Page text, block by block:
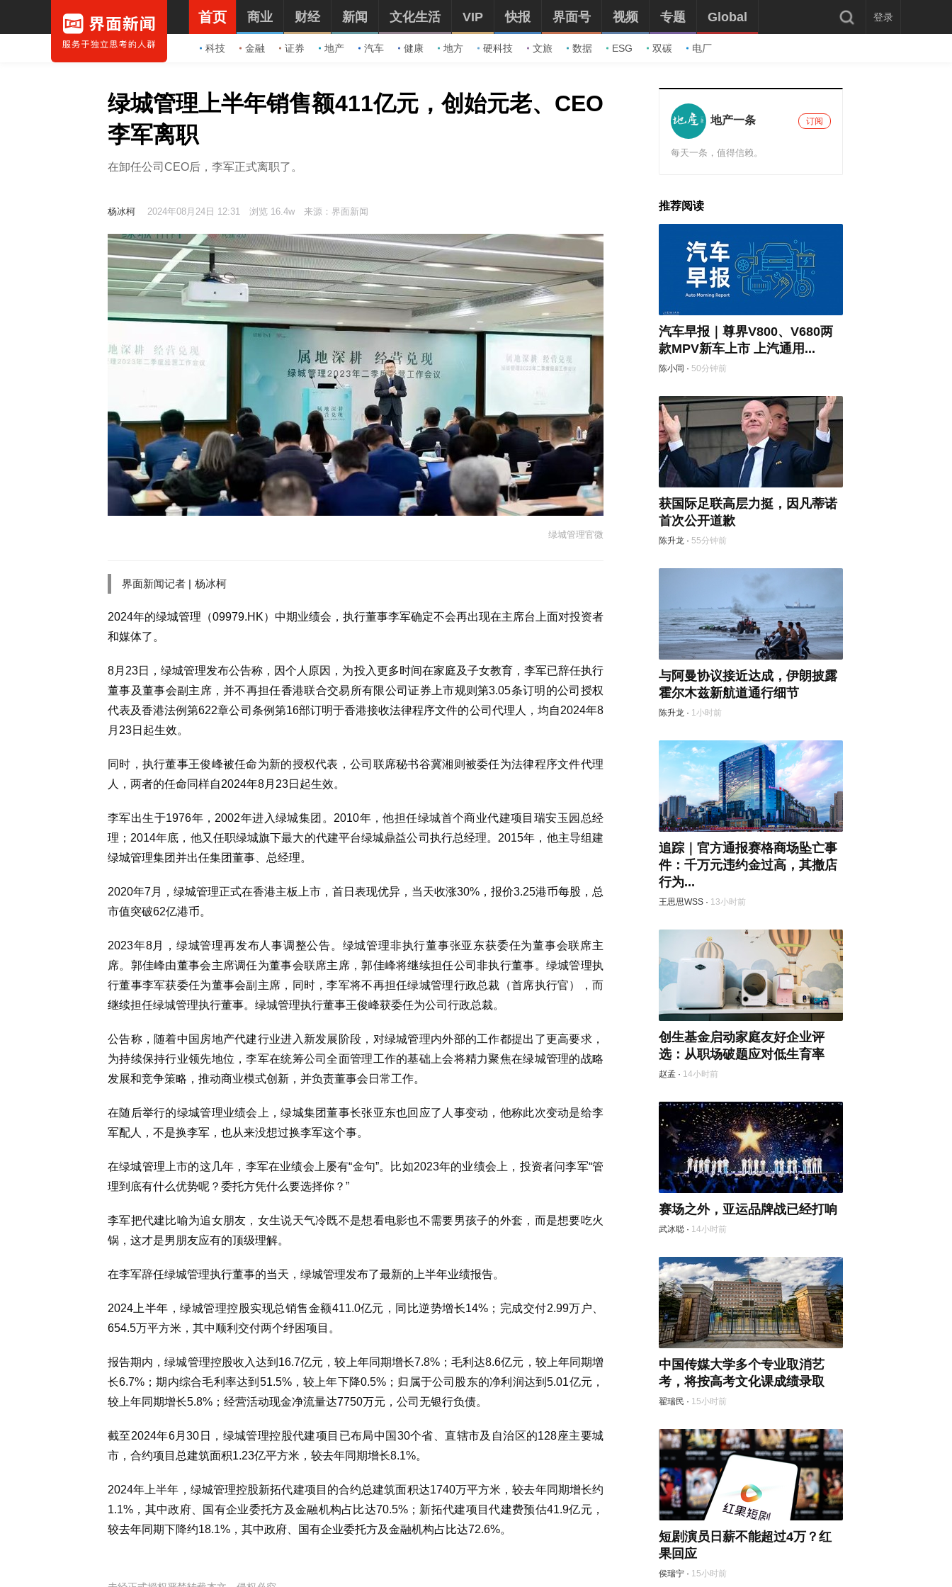
首页
科技 金融 证券 地产 汽车 健康 地方 硬科技 文旅 数据 ESG 双碳 电厂
商业 财经 新闻 文化生活 VIP 快报 界面号 视频 专题 Global 登录
绿城管理上半年销售额411亿元，创始元老、CEO
李军离职
在卸任公司CEO后，李军正式离职了。
杨冰柯 2024年08月24日 12:31 浏览 16.4w 来源：界面新闻
绿城管理官微
界面新闻记者 | 杨冰柯
2024年的绿城管理（09979.HK）中期业绩会，执行董事李军确定不会再出现在主席台上面对投资者
和媒体了。
8月23日，绿城管理发布公告称，因个人原因，为投入更多时间在家庭及子女教育，李军已辞任执行
董事及董事会副主席，并不再担任香港联合交易所有限公司证券上市规则第3.05条订明的公司授权
代表及香港法例第622章公司条例第16部订明于香港接收法律程序文件的公司代理人，均自2024年8
月23日起生效。
同时，执行董事王俊峰被任命为新的授权代表，公司联席秘书谷冀湘则被委任为法律程序文件代理
人，两者的任命同样自2024年8月23日起生效。
李军出生于1976年，2002年进入绿城集团。2010年，他担任绿城首个商业代建项目瑞安玉园总经
理；2014年底，他又任职绿城旗下最大的代建平台绿城鼎益公司执行总经理。2015年，他主导组建
绿城管理集团并出任集团董事、总经理。
2020年7月，绿城管理正式在香港主板上市，首日表现优异，当天收涨30%，报价3.25港币每股，总
市值突破62亿港币。
2023年8月，绿城管理再发布人事调整公告。绿城管理非执行董事张亚东获委任为董事会联 席主
席。郭佳峰由董事会主席调任为董事会联席主席 ，郭佳峰将继续担任公司非执行董事。绿城管理执
行董事李军获委任为董事会副主席，同时，李军将不再担任绿城管理行政总裁（首席执行官），而
继续担任绿城管理执行董事。绿城管理执行董事王俊峰获委任为公司行政总裁。
公告称，随着中国房地产代建行业进入新发展阶段，对绿城管理内外部的工作都提出了更高要求，
为持续保持行业领先地位，李军在统筹公司全面管理工作的基础上会将精力聚焦在绿城管理的战略
发展和竞争策略，推动商业模式创新，并负责董事会日常工作。
在随后举行的绿城管理业绩会上，绿城集团董事长张亚东也回应了人事变动，他称此次变动是给李
军配人，不是换李军，也从来没想过换李军这个事。
在绿城管理上市的这几年，李军在业绩会上屡有“金句”。比如2023年的业绩会上，投资者问李军“管
理到底有什么优势呢？委托方凭什么要选择你？”
李军把代建比喻为追女朋友，女生说天气冷既不是想看电影也不需要男孩子的外套，而是想要吃火
锅，这才是男朋友应有的顶级理解。
在李军辞任绿城管理执行董事的当天，绿城管理发布了最新的上半年业绩报告。
2024上半年，绿城管理控股实现总销售金额411.0亿元，同比逆势增长14%；完成交付2.99万户、
654.5万平方米，其中顺利交付两个纾困项目。
报告期内，绿城管理控股收入达到16.7亿元，较上年同期增长7.8%；毛利达8.6亿元，较上年同期增
长6.7%；期内综合毛利率达到51.5%，较上年下降0.5%；归属于公司股东的净利润达到5.01亿元，
较上年同期增长5.8%；经营活动现金净流量达7750万元，公司无银行负债。
截至2024年6月30日，绿城管理控股代建项目已布局中国30个省、直辖市及自治区的128座主要城
市，合约项目总建筑面积1.23亿平方米，较去年同期增长8.1%。
2024年上半年，绿城管理控股新拓代建项目的合约总建筑面积达1740万平方米，较去年同期增长约
1.1%，其中政府、国有企业委托方及金融机构占比达70.5%；新拓代建项目代建费预估41.9亿元，
较去年同期下降约18.1%，其中政府、国有企业委托方及金融机构占比达72.6%。
地产一条 订阅
每天一条，值得信赖。
推荐阅读
汽车早报｜尊界V800、V680两
款MPV新车上市 上汽通用...
陈小同 · 50分钟前
获国际足联高层力挺，因凡蒂诺
首次公开道歉
陈升龙 · 55分钟前
与阿曼协议接近达成，伊朗披露
霍尔木兹新航道通行细节
陈升龙 · 1小时前
追踪｜官方通报赛格商场坠亡事
件：千万元违约金过高，其撤店
行为...
王思思WSS · 13小时前
创生基金启动家庭友好企业评
选：从职场破题应对低生育率
赵孟 · 14小时前
赛场之外，亚运品牌战已经打响
武冰聪 · 14小时前
中国传媒大学多个专业取消艺
考，将按高考文化课成绩录取
翟瑞民 · 15小时前
短剧演员日薪不能超过4万？红
果回应
侯瑞宁 · 15小时前